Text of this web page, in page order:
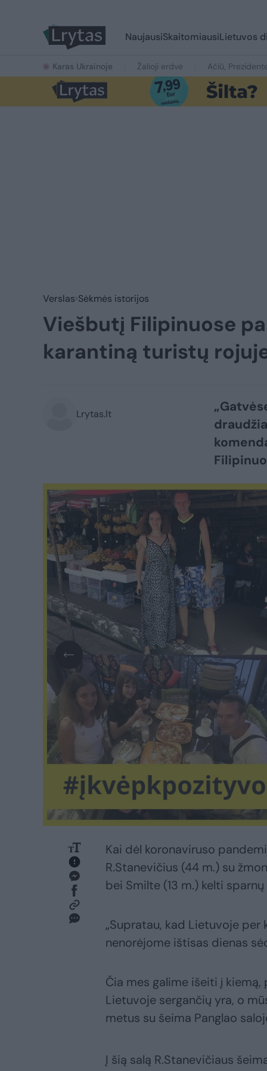
NaujausiSkaitomiausiLietuvos
Karas Ukrainoje Žalioji erdvė Ačiū,
Verslas Sėkmės istorijos
Viešbutį Filipinuose
karantiną turistų
Lrytas.lt
Kai dėl koronaviruso
R.Stanevičius (44 m.) su
bei Smilte (13 m.) kelti
„Supratau, kad Lietuvoje
nenorėjome ištisas dienas
Čia mes galime išeiti į
Lietuvoje sergančių yra, o
metus su šeima Panglao
Į šią salą R.Stanevičiaus